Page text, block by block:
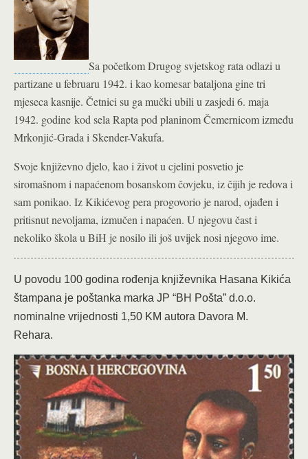
Sa početkom Drugog svjetskog rata odlazi u
partizane u februaru 1942. i kao komesar bataljona gine tri
mjeseca kasnije. Četnici su ga mučki ubili u zasjedi 6. maja
1942. godine kod sela Rapta pod planinom Čemernicom između
Mrkonjić-Grada i Skender-Vakufa.
Svoje književno djelo, kao i život u cjelini posvetio je
siromašnom i napaćenom bosanskom čovjeku, iz čijih je redova i
sam ponikao. Iz Kikićevog pera progovorio je narod, ojađen i
pritisnut nevoljama, izmučen i napaćen. U njegovu čast i
nekoliko škola u BiH je nosilo ili još uvijek nosi njegovo ime.
U povodu 100 godina rođenja književnika Hasana Kikića
štampana je poštanka marka JP “BH Pošta” d.o.o.
nominalne vrijednosti 1,50 KM autora Davora M.
Rehara.